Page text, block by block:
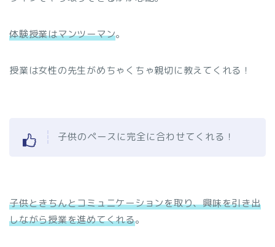
体験授業はマンツーマン。
授業は女性の先生がめちゃくちゃ親切に教えてくれる！
子供のペースに完全に合わせてくれる！
子供ときちんとコミュニケーションを取り、興味を引き出
しながら授業を進めてくれる。